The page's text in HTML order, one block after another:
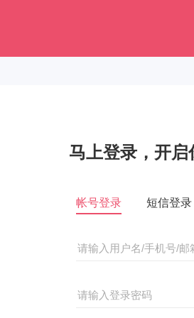
马上登录，开
帐号登录 短信登录